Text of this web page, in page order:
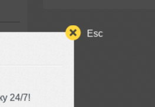
Esc
24/7!